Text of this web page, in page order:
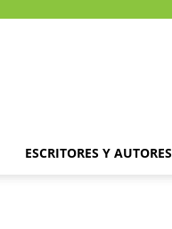
ESCRITORES Y AUTORES